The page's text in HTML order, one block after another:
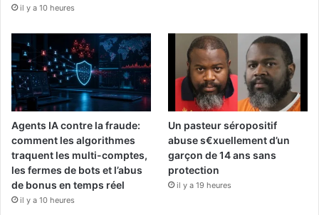
il y a 10 heures
Agents IA contre la fraude:
comment les algorithmes
traquent les multi-comptes,
les fermes de bots et l’abus
de bonus en temps réel
il y a 10 heures
Un pasteur séropositif
abuse s€xuellement d’un
garçon de 14 ans sans
protection
il y a 19 heures